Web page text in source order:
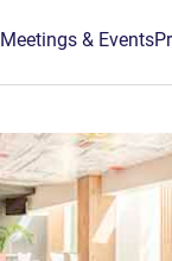
Meetings & Events